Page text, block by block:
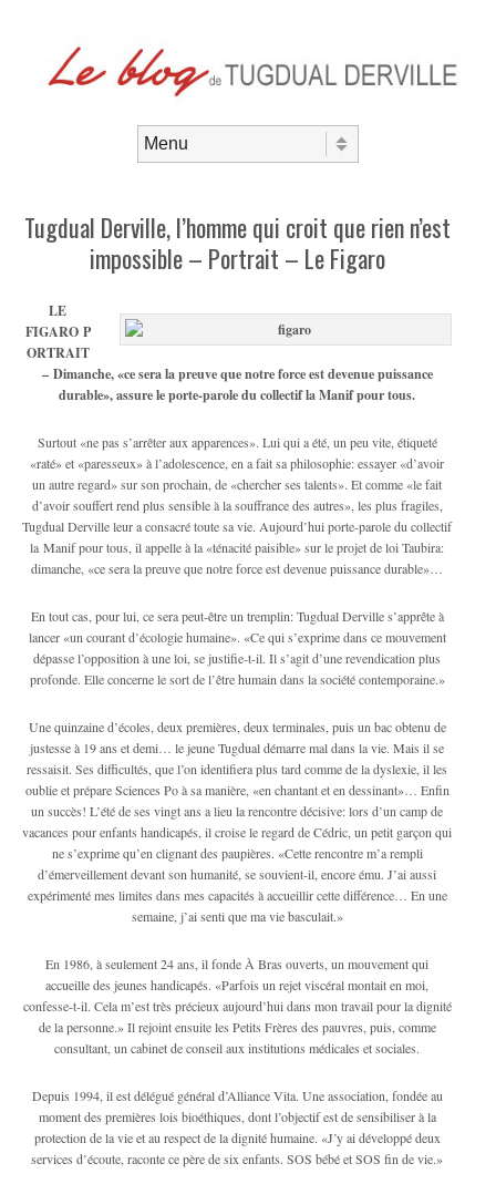
Tugdual Derville, l’homme qui croit que rien n’est
impossible – Portrait – Le Figaro
LE
FIGARO P
ORTRAIT
– Dimanche, «ce sera la preuve que notre force est devenue puissance
durable», assure le porte-parole du collectif la Manif pour tous.
Surtout «ne pas s’arrêter aux apparences». Lui qui a été, un peu vite, étiqueté
«raté» et «paresseux» à l’adolescence, en a fait sa philosophie: essayer «d’avoir
un autre regard» sur son prochain, de «chercher ses talents». Et comme «le fait
d’avoir souffert rend plus sensible à la souffrance des autres», les plus fragiles,
Tugdual Derville leur a consacré toute sa vie. Aujourd’hui porte-parole du collectif
la Manif pour tous, il appelle à la «ténacité paisible» sur le projet de loi Taubira:
dimanche, «ce sera la preuve que notre force est devenue puissance durable»…
En tout cas, pour lui, ce sera peut-être un tremplin: Tugdual Derville s’apprête à
lancer «un courant d’écologie humaine». «Ce qui s’exprime dans ce mouvement
dépasse l’opposition à une loi, se justifie-t-il. Il s’agit d’une revendication plus
profonde. Elle concerne le sort de l’être humain dans la société contemporaine.»
Une quinzaine d’écoles, deux premières, deux terminales, puis un bac obtenu de
justesse à 19 ans et demi… le jeune Tugdual démarre mal dans la vie. Mais il se
ressaisit. Ses difficultés, que l’on identifiera plus tard comme de la dyslexie, il les
oublie et prépare Sciences Po à sa manière, «en chantant et en dessinant»… Enfin
un succès! L’été de ses vingt ans a lieu la rencontre décisive: lors d’un camp de
vacances pour enfants handicapés, il croise le regard de Cédric, un petit garçon qui
ne s’exprime qu’en clignant des paupières. «Cette rencontre m’a rempli
d’émerveillement devant son humanité, se souvient-il, encore ému. J’ai aussi
expérimenté mes limites dans mes capacités à accueillir cette différence… En une
semaine, j’ai senti que ma vie basculait.»
En 1986, à seulement 24 ans, il fonde À Bras ouverts, un mouvement qui
accueille des jeunes handicapés. «Parfois un rejet viscéral montait en moi,
confesse-t-il. Cela m’est très précieux aujourd’hui dans mon travail pour la dignité
de la personne.» Il rejoint ensuite les Petits Frères des pauvres, puis, comme
consultant, un cabinet de conseil aux institutions médicales et sociales.
Depuis 1994, il est délégué général d’Alliance Vita. Une association, fondée au
moment des premières lois bioéthiques, dont l’objectif est de sensibiliser à la
protection de la vie et au respect de la dignité humaine. «J’y ai développé deux
services d’écoute, raconte ce père de six enfants. SOS bébé et SOS fin de vie.»